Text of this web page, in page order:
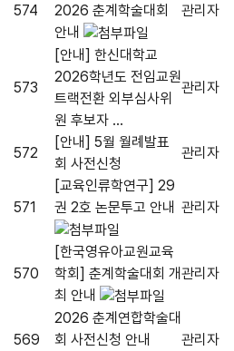
574
2026 춘계학술대회
안내
관리자
573
[안내] 한신대학교
2026학년도 전임교원
트랙전환 외부심사위
원 후보자 ...
관리자
572
[안내] 5월 월례발표
회 사전신청
관리자
571
[교육인류학연구] 29
권 2호 논문투고 안내 관리자
570
[한국영유아교원교육
학회] 춘계학술대회 개
최 안내
관리자
569
2026 춘계연합학술대
회 사전신청 안내
관리자